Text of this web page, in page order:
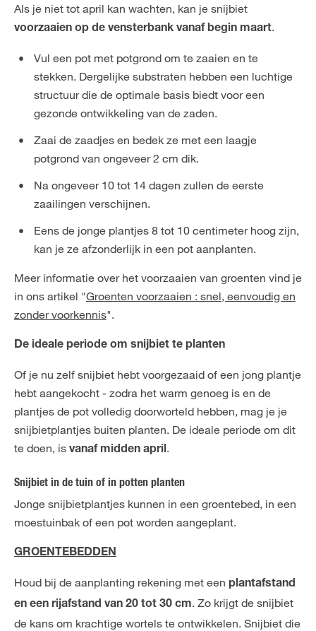
Als je niet tot april kan wachten, kan je snijbiet
voorzaaien op de vensterbank vanaf begin maart.
Vul een pot met potgrond om te zaaien en te
stekken. Dergelijke substraten hebben een luchtige
structuur die de optimale basis biedt voor een
gezonde ontwikkeling van de zaden.
Zaai de zaadjes en bedek ze met een laagje
potgrond van ongeveer 2 cm dik.
Na ongeveer 10 tot 14 dagen zullen de eerste
zaailingen verschijnen.
Eens de jonge plantjes 8 tot 10 centimeter hoog zijn,
kan je ze afzonderlijk in een pot aanplanten.
Meer informatie over het voorzaaien van groenten vind je
in ons artikel "Groenten voorzaaien : snel, eenvoudig en
zonder voorkennis".
De ideale periode om snijbiet te planten
Of je nu zelf snijbiet hebt voorgezaaid of een jong plantje
hebt aangekocht - zodra het warm genoeg is en de
plantjes de pot volledig doorworteld hebben, mag je je
snijbietplantjes buiten planten. De ideale periode om dit
te doen, is vanaf midden april.
Snijbiet in de tuin of in potten planten
Jonge snijbietplantjes kunnen in een groentebed, in een
moestuinbak of een pot worden aangeplant.
GROENTEBEDDEN
Houd bij de aanplanting rekening met een plantafstand
en een rijafstand van 20 tot 30 cm. Zo krijgt de snijbiet
de kans om krachtige wortels te ontwikkelen. Snijbiet die